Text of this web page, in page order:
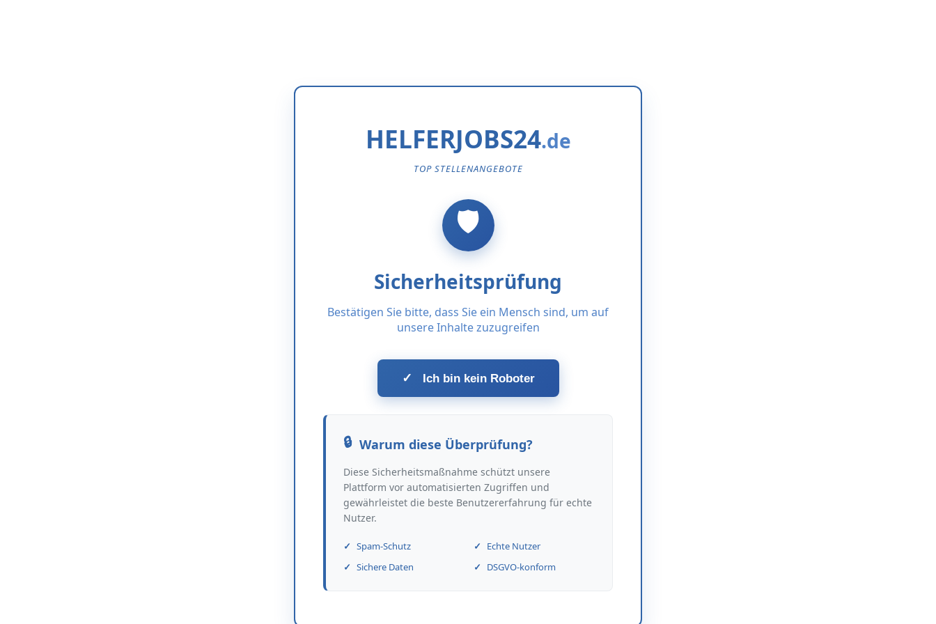
HELFERJOBS24
TOP STELLENANGEBOTE
Sicherheitsprüfung
Bestätigen Sie bitte, dass Sie ein Mensch sind, um auf
unsere Inhalte zuzugreifen
✓ Ich bin kein Roboter
Warum diese Überprüfung?
Diese Sicherheitsmaßnahme schützt unsere
Plattform vor automatisierten Zugriffen und
gewährleistet die beste Benutzererfahrung für echte
Nutzer.
Spam-Schutz
Echte Nutzer
Sichere Daten
DSGVO-konform